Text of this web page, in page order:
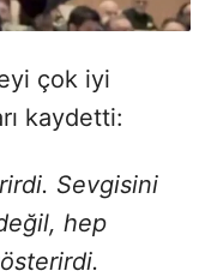
çok iyi
kaydetti:
Sevgisini
hep